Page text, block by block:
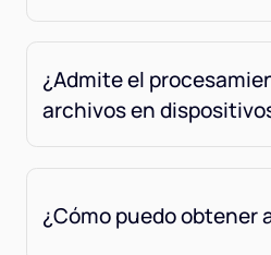
¿Admite el
archivos en
¿Cómo puedo obtener